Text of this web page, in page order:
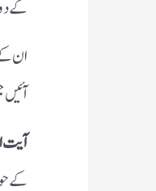
کے
ان
آیت
کے